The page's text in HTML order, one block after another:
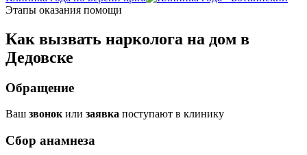
Этапы оказания помощи
Как вызвать нарколога на дом в
Дедовске
Обращение
Ваш звонокили заявка поступают в клинику
Сбор анамнеза